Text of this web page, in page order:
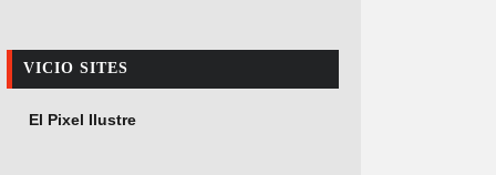
VICIO SITES
El Pixel Ilustre